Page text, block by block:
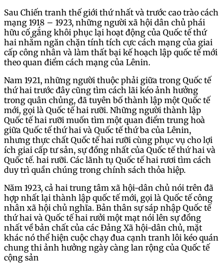
Sau Chiến tranh thế giới thứ nhất và trước cao trào cách
mạng 1918 – 1923, những người xã hội dân chủ phái
hữu cố gắng khôi phục lại hoạt động của Quốc tế thứ
hai nhằm ngăn chặn tính tích cực cách mạng của giai
cấp công nhân và làm thất bại kế hoạch lập quốc tế mới
theo quan điểm cách mạng của Lênin.
Nam 1921, những người thuộc phải giữa trong Quốc tế
thứ hai trước đây cũng tìm cách lãi kéo ảnh hưởng
trong quân chủng, đã tuyên bố thành lập một Quốc tế
mới, gọi là Quốc tế hai rưỡi. Những người thành lập
Quốc tế hai rưỡi muốn tìm một quan điểm trung hoà
giữa Quốc tế thứ hai và Quốc tế thứ ba của Lênin,
nhưng thực chất Quốc tế hai rưỡi cùng phục vụ cho lợi
ích giai cấp tư sản, sự đồng nhất của Quốc tế thứ hai và
Quốc tế. hai rưỡi. Các lãnh tụ Quốc tế hai rươi tìm cách
duy trì quần chúng trong chính sách thỏa hiệp.
Năm 1923, cả hai trung tâm xã hội-dân chủ nói trên đã
hợp nhất lại thành lập quốc tế mới, gọi là Quốc tế công
nhân xã hội chủ nghĩa. Bản thân sự sáp nhập Quốc tế
thứ hai và Quốc tế hai rưởi một mạt nói lên sự đồng
nhất về bản chất của các Đảng Xã hội-dân chủ, mặt
khác nó thể hiện cuộc chạy đua cạnh tranh lôi kéo quán
chung thi ảnh hưởng ngày càng lan rộng của Quốc tế
cộng sản